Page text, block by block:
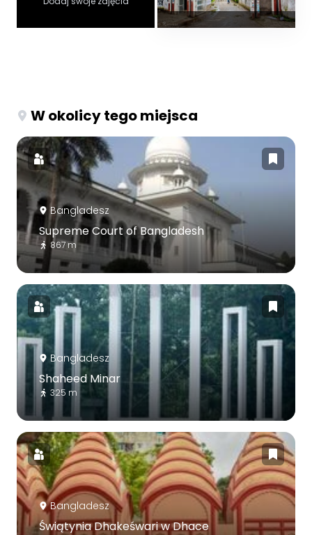
W okolicy tego miejsca
Bangladesz
Supreme Court of Bangladesh
867 m
Bangladesz
Shaheed Minar
325 m
Bangladesz
Świątynia Dhakeśwari w Dhace